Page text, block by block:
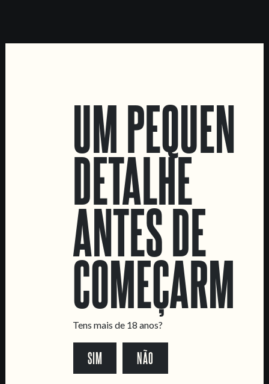
Quero vender as vossas cervejas!
Tours e eventos privados
Livro de Reclamações
*Chamada para a rede fixa nacional
UM PEQUENO
DETALHE
ANTES DE
Tens mais de 18 anos?
SIM NÃO